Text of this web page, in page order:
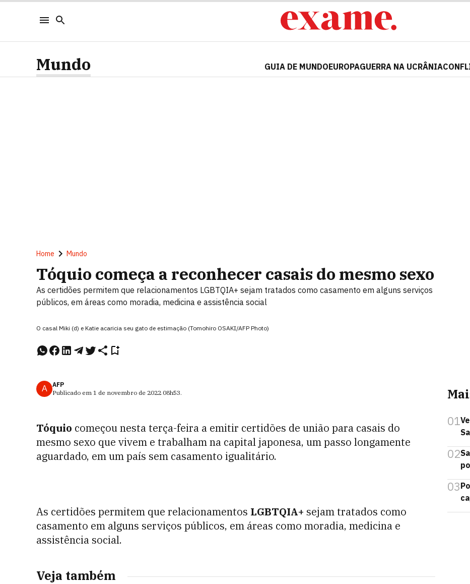
Mundo GUIA DE MUNDOEUROPAGUERRA NA UCRÂNIA
Home Mundo
Tóquio começa a reconhecer casais do mesmo sexo
As certidões permitem que relacionamentos LGBTQIA+ sejam tratados como casamento em alguns serviços
públicos, em áreas como moradia, medicina e assistência social
O casal Miki (d) e Katie acaricia seu gato de estimação (Tomohiro OSAKI/AFP Photo)
A
AFP
Publicado em 1 de novembro de 2022 08h53.
Tóquio começou nesta terça-feira a emitir certidões de união para casais do
mesmo sexo que vivem e trabalham na capital japonesa, um passo longamente
aguardado, em um país sem casamento igualitário.
As certidões permitem que relacionamentos LGBTQIA+ sejam tratados como
casamento em alguns serviços públicos, em áreas como moradia, medicina e
assistência social.
Veja também
01
02
03